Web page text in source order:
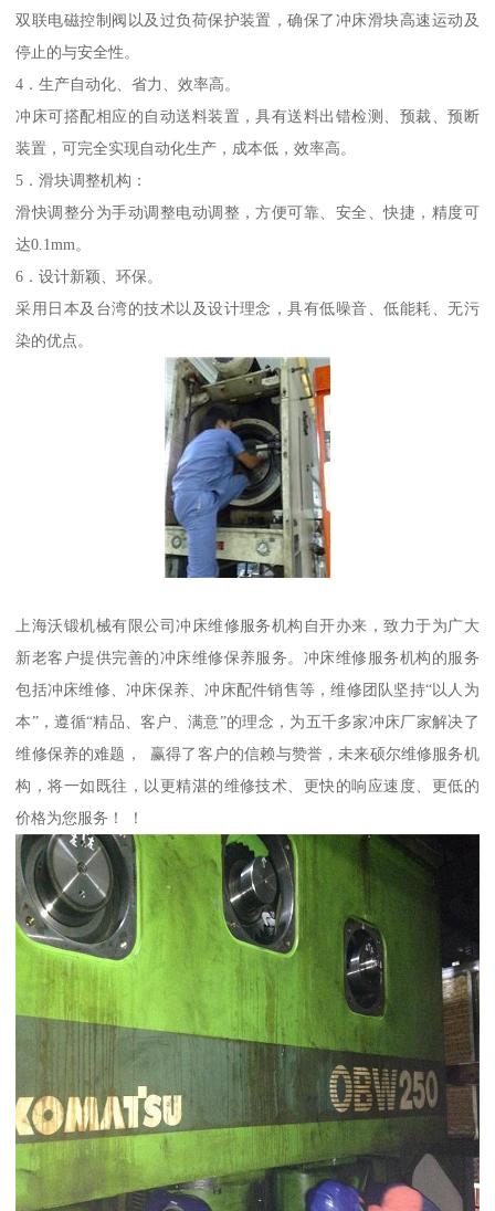
双联电磁控制阀以及过负荷保护装置，确保了冲床滑块高速运动及
停止的与安全性。
4．生产自动化、省力、效率高。
冲床可搭配相应的自动送料装置，具有送料出错检测、预裁、预断
装置，可完全实现自动化生产，成本低，效率高。
5．滑块调整机构：
滑快调整分为手动调整电动调整，方便可靠、安全、快捷，精度可
达0.1mm。
6．设计新颖、环保。
采用日本及台湾的技术以及设计理念，具有低噪音、低能耗、无污
染的优点。
上海沃锻机械有限公司冲床维修服务机构自开办来，致力于为广大
新老客户提供完善的冲床维修保养服务。冲床维修服务机构的服务
包括冲床维修、冲床保养、冲床配件销售等，维修团队坚持“以人为
本”，遵循“精品、客户、满意”的理念，为五千多家冲床厂家解决了
维修保养的难题， 赢得了客户的信赖与赞誉，未来硕尔维修服务机
构，将一如既往，以更精湛的维修技术、更快的响应速度、更低的
价格为您服务！ ！